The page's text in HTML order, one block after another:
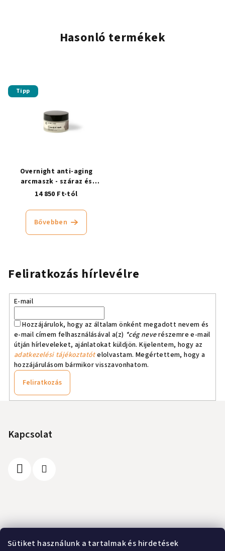
Sütiket használunk a tartalmak és hirdetések
Hasonló termékek
Tipp
Overnight anti-aging
arcmaszk - száraz és
érzékeny bőrre
14 850 Ft-tól
Bővebben
Feliratkozás hírlevélre
E-mail
Hozzájárulok, hogy az általam önként megadott nevem és
e-mail címem felhasználásával a(z) *cég neverészemre e-mail
útján hírleveleket, ajánlatokat küldjön. Kijelentem, hogy az
adatkezelési tájékoztatótelolvastam. Megértettem, hogy a
hozzájárulásom bármikor visszavonhatom.
Feliratkozás
Kapcsolat
Információ